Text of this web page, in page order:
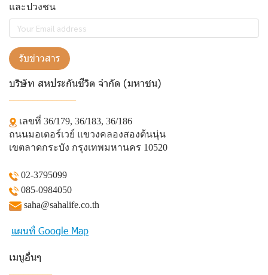
และปวงชน
รับข่าวสาร
บริษัท สหประกันชีวิต จำกัด (มหาชน)
เลขที่ 36/179, 36/183, 36/186
ถนนมอเตอร์เวย์ แขวงคลองสองต้นนุ่น
เขตลาดกระบัง กรุงเทพมหานคร 10520
02-3795099
085-0984050
saha@sahalife.co.th
แผนที่ Google Map
เมนูอื่นๆ